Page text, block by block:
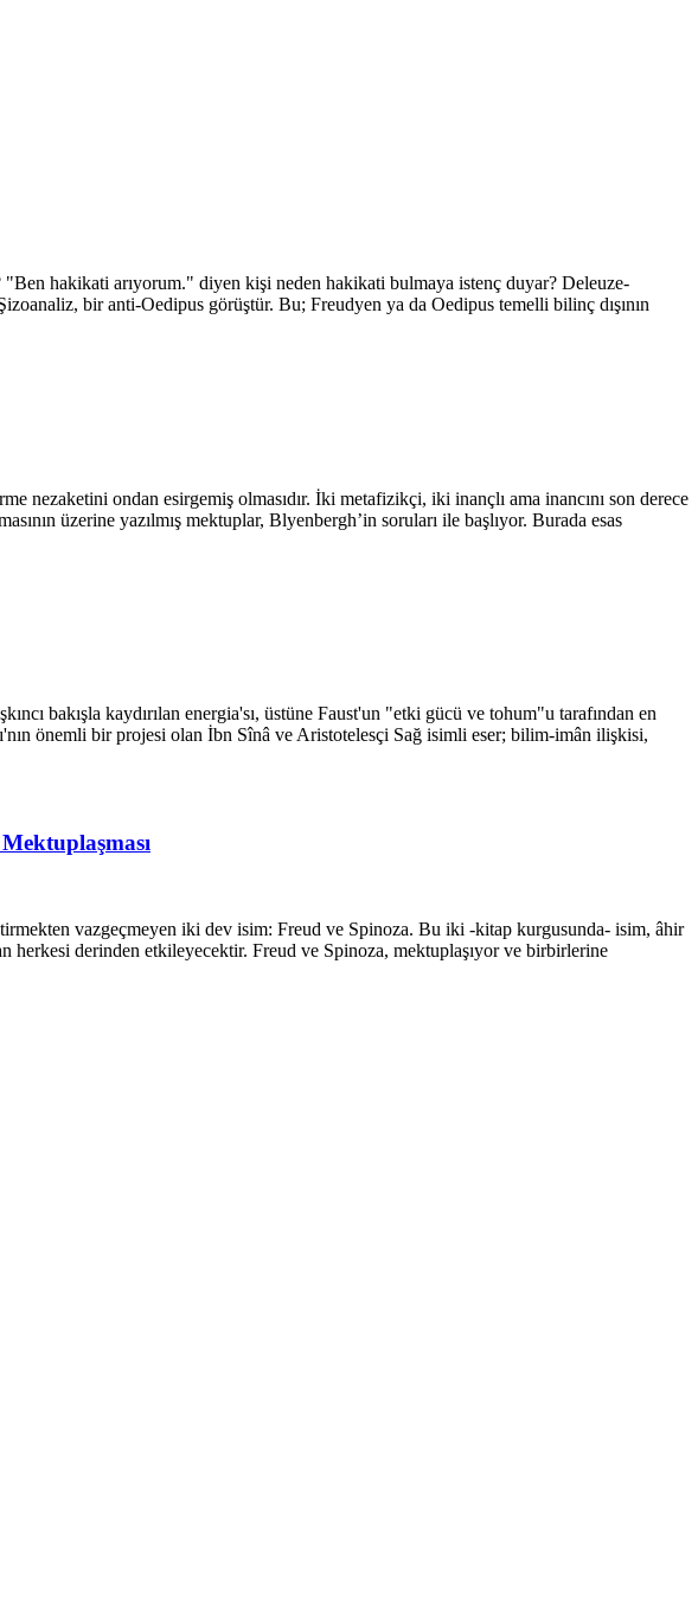
hakikati arıyorum." diyen kişi neden hakikati bulmaya istenç duyar? Deleuze-
bir anti-Oedipus görüştür. Bu; Freudyen ya da Oedipus temelli bilinç dışının
nezaketini ondan esirgemiş olmasıdır. İki metafizikçi, iki inançlı ama inancını son derece
üzerine yazılmış mektuplar, Blyenbergh’in soruları ile başlıyor. Burada esas
bakışla kaydırılan energia'sı, üstüne Faust'un "etki gücü ve tohum"u tarafından en
önemli bir projesi olan İbn Sînâ ve Aristotelesçi Sağ isimli eser; bilim-imân ilişkisi,
vazgeçmeyen iki dev isim: Freud ve Spinoza. Bu iki -kitap kurgusunda- isim, âhir
herkesi derinden etkileyecektir. Freud ve Spinoza, mektuplaşıyor ve birbirlerine